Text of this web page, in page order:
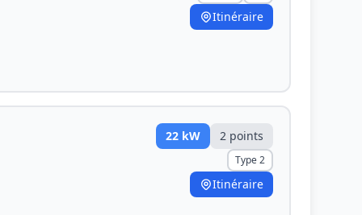
Itinéraire
22 kW 2 points
Type 2
Itinéraire